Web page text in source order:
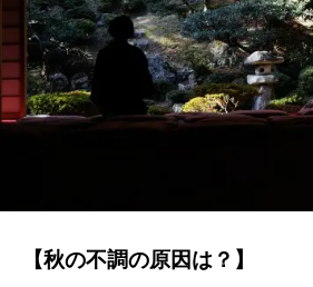
【秋の不調の原因は？】